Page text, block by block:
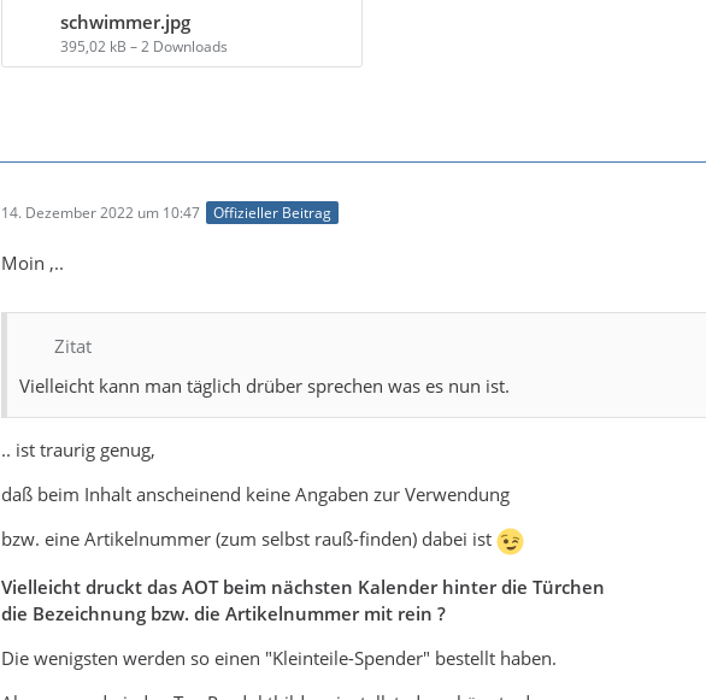
schwimmer.jpg
395,02 kB – 2 Downloads
14. Dezember 2022 um 10:47 Offizieller Beitrag
Moin ,..
Zitat
Vielleicht kann man täglich drüber sprechen was es nun ist.
.. ist traurig genug,
daß beim Inhalt anscheinend keine Angaben zur Verwendung
bzw. eine Artikelnummer (zum selbst rauß-finden) dabei ist
Vielleicht druckt das AOT beim nächsten Kalender hinter die Türchen
die Bezeichnung bzw. die Artikelnummer mit rein ?
Die wenigsten werden so einen "Kleinteile-Spender" bestellt haben.